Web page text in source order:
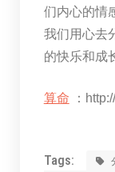
们内心的情
我们用心去
的快乐和成
算命 ：
Tags: